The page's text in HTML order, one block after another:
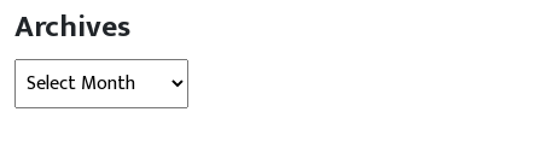
Archives
Archives